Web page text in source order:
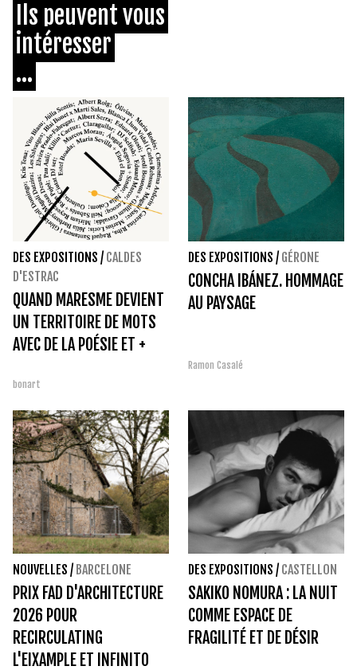
Ils peuvent vous
intéresser
...
DES EXPOSITIONS / CALDES
D'ESTRAC
QUAND MARESME DEVIENT
UN TERRITOIRE DE MOTS
AVEC DE LA POÉSIE ET +
bonart
DES EXPOSITIONS / GÉRONE
CONCHA IBÁNEZ. HOMMAGE
AU PAYSAGE
Ramon Casalé
NOUVELLES / BARCELONE
PRIX FAD D'ARCHITECTURE
2026 POUR
RECIRCULATING
L'EIXAMPLE ET INFINITO
DES EXPOSITIONS / CASTELLON
SAKIKO NOMURA : LA NUIT
COMME ESPACE DE
FRAGILITÉ ET DE DÉSIR